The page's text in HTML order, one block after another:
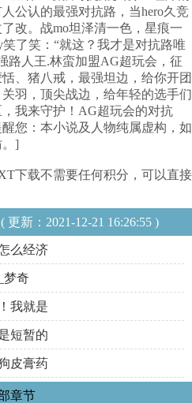
公认的最强对抗路，当hero久竞
改。战mo坦泽清一色，星痕一
了笑：“就这？我才是对抗路唯
路人王.林蛮加盟AG超玩会，征
、猪八戒，最强坦边，给你开团
羽，顶尖战边，给年轻的选手们
我来守护！AG超玩会的对抗
您：本小说及人物纯属虚构，如
。]
下载不需要任何积分，可以直接
新：2021-12-21 16:26:55 )
么经济
梦奇
我就是
短暂的
皮膏药
章节